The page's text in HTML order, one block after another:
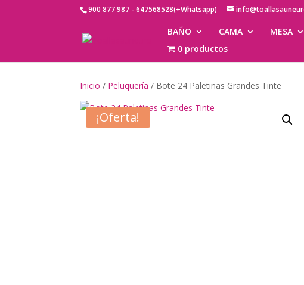
900 877 987 - 647568528(+Whatsapp)
BAÑO CAMA MESA
0 productos
Inicio / Peluquería / Bote 24 Paletinas Grandes Tinte
¡Oferta!